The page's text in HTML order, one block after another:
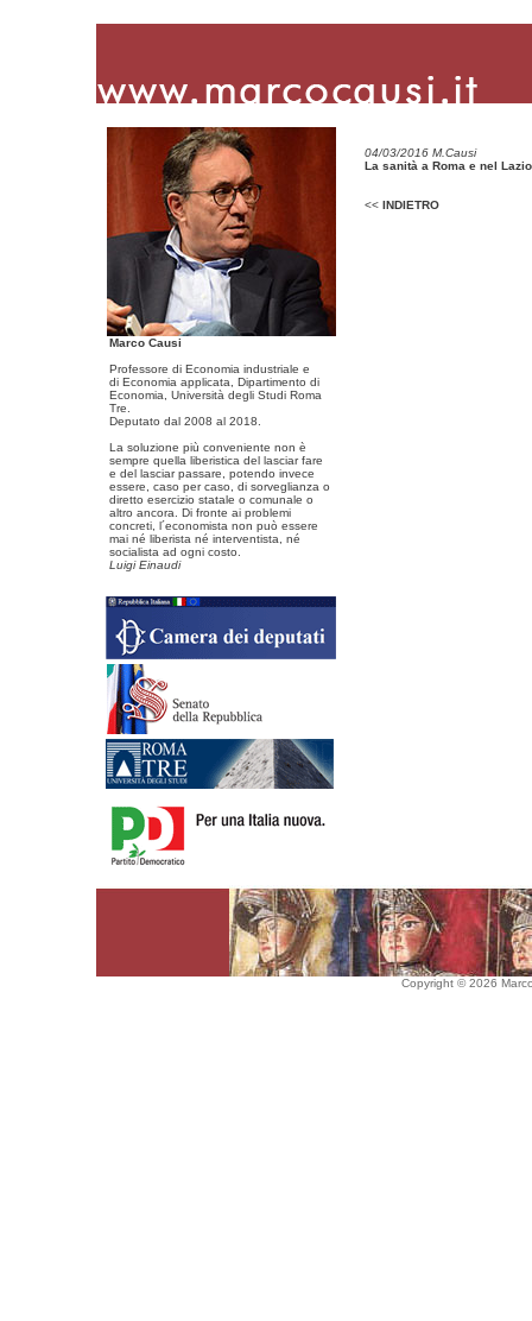
Marco Causi
Professore di Economia industriale e
di Economia applicata, Dipartimento di
Economia, Università degli Studi Roma
Tre.
Deputato dal 2008 al 2018.
La soluzione più conveniente non è
sempre quella liberistica del lasciar fare
e del lasciar passare, potendo invece
essere, caso per caso, di sorveglianza o
diretto esercizio statale o comunale o
altro ancora. Di fronte ai problemi
concreti, l´economista non può essere
mai né liberista né interventista, né
socialista ad ogni costo.
Luigi Einaudi
04/03/2016 M.Causi
La sanità a Roma e nel Lazio
<< INDIETRO
Copyright © 2026